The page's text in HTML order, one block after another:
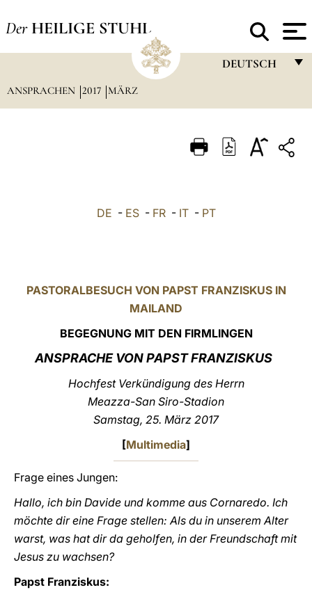
Der HEILIGE STUHL
DEUTSCH
ITALIANO
LATINE
ANSPRACHEN 2017 MÄRZ
DE - ES- FR- IT- PT
PASTORALBESUCH VON PAPST FRANZISKUS IN
MAILAND
BEGEGNUNG MIT DEN FIRMLINGEN
ANSPRACHE VON PAPST FRANZISKUS
Hochfest Verkündigung des Herrn
Meazza-San Siro-Stadion
Samstag, 25. März 2017
[Multimedia]
Frage eines Jungen:
Hallo, ich bin Davide und komme aus Cornaredo. Ich
möchte dir eine Frage stellen: Als du in unserem Alter
warst, was hat dir da geholfen, in der Freundschaft mit
Jesus zu wachsen?
Papst Franziskus: